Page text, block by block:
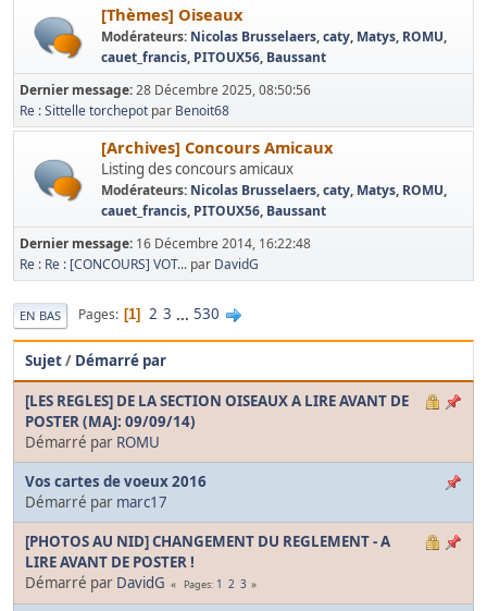
[Thèmes] Oiseaux
Modérateurs: Nicolas Brusselaers,caty, Matys, ROMU,
cauet_francis, PITOUX56, Baussant
Dernier message:28 Décembre 2025, 08:50:56
Re : Sittelle torchepot par Benoit68
[Archives] Concours Amicaux
Listing des concours amicaux
Modérateurs: Nicolas Brusselaers,caty, Matys, ROMU,
cauet_francis, PITOUX56, Baussant
Dernier message: 16 Décembre 2014, 16:22:48
Re : Re : [CONCOURS] VOT... par DavidG
EN BAS Pages 1 2 3 ... 530
Sujet/ Démarré par
[LES REGLES] DE LA SECTION OISEAUX A LIRE AVANT DE
POSTER (MAJ: 09/09/14)
Démarré par ROMU
Vos cartes de voeux 2016
Démarré par marc17
[PHOTOS AU NID] CHANGEMENT DU REGLEMENT - A
LIRE AVANT DE POSTER !
Démarré par DavidG Pages 1 2 3